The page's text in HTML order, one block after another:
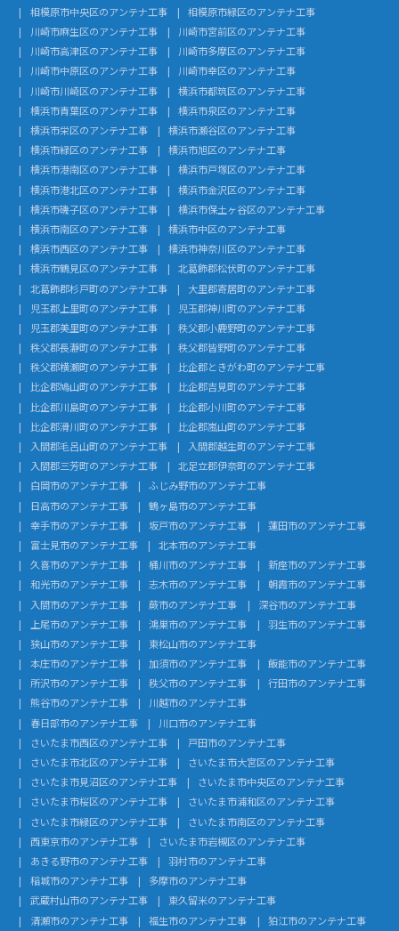
相模原市中央区のアンテナ工事
相模原市緑区のアンテナ工事
川崎市麻生区のアンテナ工事
川崎市宮前区のアンテナ工事
川崎市高津区のアンテナ工事
川崎市多摩区のアンテナ工事
川崎市中原区のアンテナ工事
川崎市幸区のアンテナ工事
川崎市川崎区のアンテナ工事
横浜市都筑区のアンテナ工事
横浜市青葉区のアンテナ工事
横浜市泉区のアンテナ工事
横浜市栄区のアンテナ工事
横浜市瀬谷区のアンテナ工事
横浜市緑区のアンテナ工事
横浜市旭区のアンテナ工事
横浜市港南区のアンテナ工事
横浜市戸塚区のアンテナ工事
横浜市港北区のアンテナ工事
横浜市金沢区のアンテナ工事
横浜市磯子区のアンテナ工事
横浜市保土ヶ谷区のアンテナ工事
横浜市南区のアンテナ工事
横浜市中区のアンテナ工事
横浜市西区のアンテナ工事
横浜市神奈川区のアンテナ工事
横浜市鶴見区のアンテナ工事
北葛飾郡松伏町のアンテナ工事
北葛飾郡杉戸町のアンテナ工事
大里郡寄居町のアンテナ工事
児玉郡上里町のアンテナ工事
児玉郡神川町のアンテナ工事
児玉郡美里町のアンテナ工事
秩父郡小鹿野町のアンテナ工事
秩父郡長瀞町のアンテナ工事
秩父郡皆野町のアンテナ工事
秩父郡横瀬町のアンテナ工事
比企郡ときがわ町のアンテナ工事
比企郡鳩山町のアンテナ工事
比企郡吉見町のアンテナ工事
比企郡川島町のアンテナ工事
比企郡小川町のアンテナ工事
比企郡滑川町のアンテナ工事
比企郡嵐山町のアンテナ工事
入間郡毛呂山町のアンテナ工事
入間郡越生町のアンテナ工事
入間郡三芳町のアンテナ工事
北足立郡伊奈町のアンテナ工事
白岡市のアンテナ工事
ふじみ野市のアンテナ工事
日高市のアンテナ工事
鶴ヶ島市のアンテナ工事
幸手市のアンテナ工事
坂戸市のアンテナ工事
蓮田市のアンテナ工事
富士見市のアンテナ工事
北本市のアンテナ工事
久喜市のアンテナ工事
桶川市のアンテナ工事
新座市のアンテナ工事
和光市のアンテナ工事
志木市のアンテナ工事
朝霞市のアンテナ工事
入間市のアンテナ工事
蕨市のアンテナ工事
深谷市のアンテナ工事
上尾市のアンテナ工事
鴻巣市のアンテナ工事
羽生市のアンテナ工事
狭山市のアンテナ工事
東松山市のアンテナ工事
本庄市のアンテナ工事
加須市のアンテナ工事
飯能市のアンテナ工事
所沢市のアンテナ工事
秩父市のアンテナ工事
行田市のアンテナ工事
熊谷市のアンテナ工事
川越市のアンテナ工事
春日部市のアンテナ工事
川口市のアンテナ工事
さいたま市西区のアンテナ工事
戸田市のアンテナ工事
さいたま市北区のアンテナ工事
さいたま市大宮区のアンテナ工事
さいたま市見沼区のアンテナ工事
さいたま市中央区のアンテナ工事
さいたま市桜区のアンテナ工事
さいたま市浦和区のアンテナ工事
さいたま市緑区のアンテナ工事
さいたま市南区のアンテナ工事
西東京市のアンテナ工事
さいたま市岩槻区のアンテナ工事
あきる野市のアンテナ工事
羽村市のアンテナ工事
稲城市のアンテナ工事
多摩市のアンテナ工事
武蔵村山市のアンテナ工事
東久留米のアンテナ工事
清瀬市のアンテナ工事
福生市のアンテナ工事
狛江市のアンテナ工事